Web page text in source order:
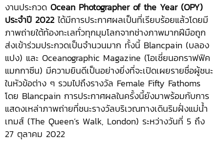
งานประกวด Ocean Photographer of the Year (OPY)
ประจำปี 2022 ได้มีการประกาศผลเป็นที่เรียบร้อยแล้วโดยมี
ภาพถ่ายใต้ท้องทะเลทั่วทุกมุมโลกจากช่างภาพมากฝีมือถูก
ส่งเข้าร่วมประกวดเป็นจำนวนมาก ทั้งนี้ Blancpain (บลอง
แปง) และ Oceanographic Magazine (โอเชี่ยนอกราฟฟิค
แมกกาซีน) มีความยินดีเป็นอย่างยิ่งที่จะเปิดเผยรายชื่อผู้ชนะ
ในหัวข้อต่าง ๆ รวมไปถึงรางวัล Female Fifty Fathoms
โดย Blancpain การประกาศผลในครั้งนี้ยังมาพร้อมกับการ
แสดงเหล่าภาพถ่ายที่ชนะรางวัลบริเวณทางเดินริมฝั่งแม่น้ำ
เทมส์ (The Queen’s Walk, London) ระหว่างวันที่ 5 ถึง
27 ตุลาคม 2022